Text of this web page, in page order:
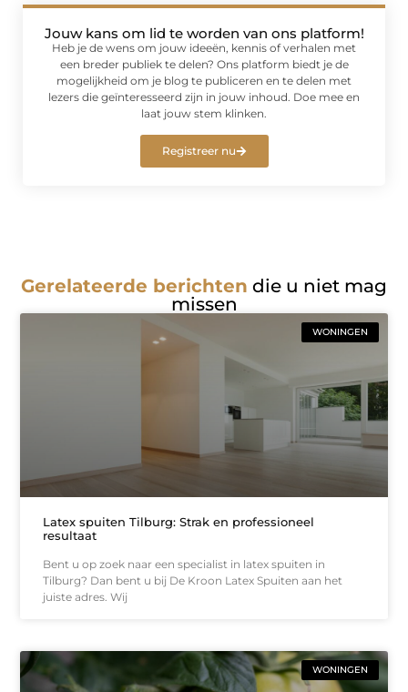
Jouw kans om lid te worden van ons platform!
Heb je de wens om jouw ideeën, kennis of verhalen met
een breder publiek te delen? Ons platform biedt je de
mogelijkheid om je blog te publiceren en te delen met
lezers die geïnteresseerd zijn in jouw inhoud. Doe mee en
laat jouw stem klinken.
Registreer nu
Gerelateerde berichten die u niet mag
missen
WONINGEN
Latex spuiten Tilburg: Strak en professioneel
resultaat
Bent u op zoek naar een specialist in latex spuiten in
Tilburg? Dan bent u bij De Kroon Latex Spuiten aan het
juiste adres. Wij
WONINGEN